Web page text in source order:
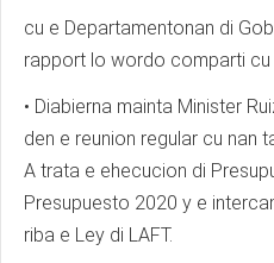
cu e Departamentonan di
rapport lo wordo comparti cu
• Diabierna mainta Minister
den e reunion regular cu nan
A trata e ehecucion di
Presupuesto 2020 y e
riba e Ley di LAFT.